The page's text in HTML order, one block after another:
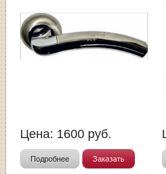
Цена: 1600 руб.
Подробнее Заказать